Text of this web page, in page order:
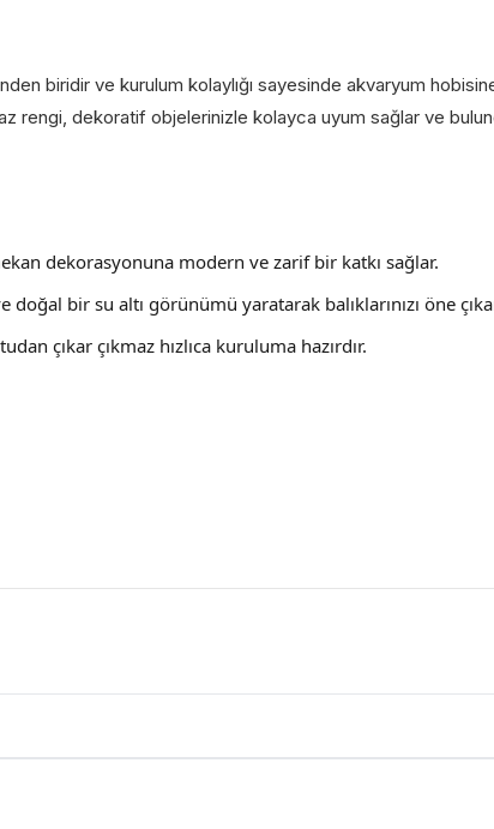
biridir ve kurulum kolaylığı sayesinde akvaryum
rengi, dekoratif objelerinizle kolayca uyum sağlar ve
dekorasyonuna modern ve zarif bir katkı sağlar.
bir su altı görünümü yaratarak balıklarınızı öne
çıkar çıkmaz hızlıca kuruluma hazırdır.